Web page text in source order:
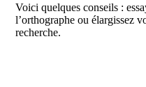
Voici quelques conseils :
l’orthographe ou élargissez
recherche.